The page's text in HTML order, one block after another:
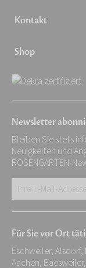
Kontakt
Shop
Newsletter
Bleiben Sie stets
Neuigkeiten und
ROSENGARTEN-
Adresse:
*
Für Sie vor Ort
Eschweiler,
Aachen,